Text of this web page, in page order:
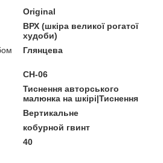
Original
ВРХ (шкіра великої рогатої
худоби)
Глянцева
CH-06
Тиснення авторського
малюнка на шкірі|Тиснення
Вертикальне
кобурной гвинт
40